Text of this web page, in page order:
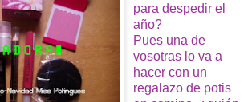
para despedir el
año?
Pues una de
vosotras lo va a
hacer con un
regalazo de potis